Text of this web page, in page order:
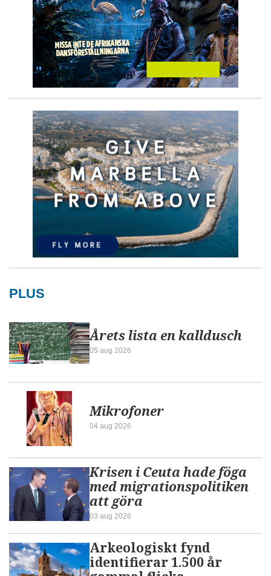
PLUS
Årets lista en kalldusch
05 aug 2026
Mikrofoner
04 aug 2026
Krisen i Ceuta hade föga
med migrationspolitiken
att göra
03 aug 2026
Arkeologiskt fynd
identifierar 1.500 år